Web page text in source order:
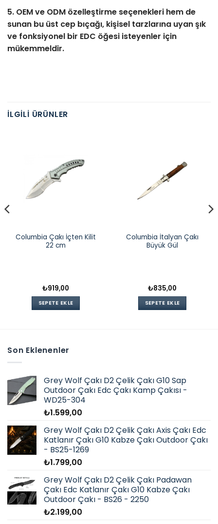
5. OEM ve ODM özelleştirme seçenekleri hem de
sunan bu üst cep bıçağı, kişisel tarzlarına uyan şık
ve fonksiyonel bir EDC öğesi isteyenler için
mükemmeldir.
İLGILI ÜRÜNLER
Columbia Çakı İçten Kilit
22 cm
₺919,00
SEPETE EKLE
Columbia İtalyan Çakı
Büyük Gül
₺835,00
SEPETE EKLE
Son Eklenenler
Grey Wolf Çakı D2 Çelik Çakı G10 Sap
Outdoor Çakı Edc Çakı Kamp Çakısı -
WD25-304
₺1.599,00
Grey Wolf Çakı D2 Çelik Çakı Axis Çakı Edc
Katlanır Çakı G10 Kabze Çakı Outdoor Çakı
- BS25-1269
₺1.799,00
Grey Wolf Çakı D2 Çelik Çakı Padawan
Çakı Edc Katlanır Çakı G10 Kabze Çakı
Outdoor Çakı - BS26 - 2250
₺2.199,00